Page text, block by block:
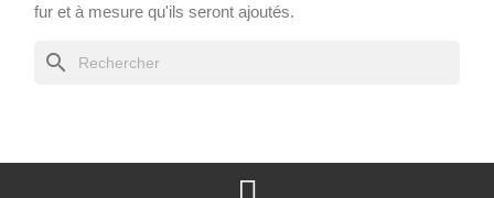
fur et à mesure qu'ils seront ajoutés.
search